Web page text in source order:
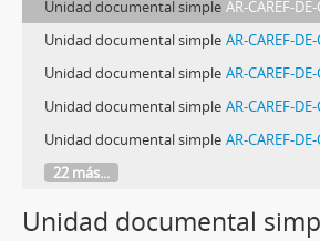
Unidad documental simple AR-CAREF-DE-CO-05-01-1-006 - El
Unidad documental simple AR-CAREF-DE-CO-05-01-1-007 - Por
Unidad documental simple AR-CAREF-DE-CO-05-01-1-008
Unidad documental simple AR-CAREF-DE-CO-
Unidad documental simple AR-CAREF-DE-CO-05-01-1-010 - De
22 más...
Unidad documental